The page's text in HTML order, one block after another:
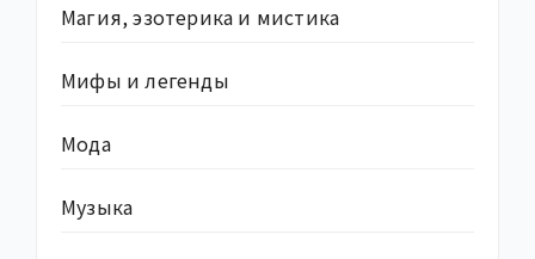
Магия, эзотерика и мистика
Мифы и легенды
Мода
Музыка